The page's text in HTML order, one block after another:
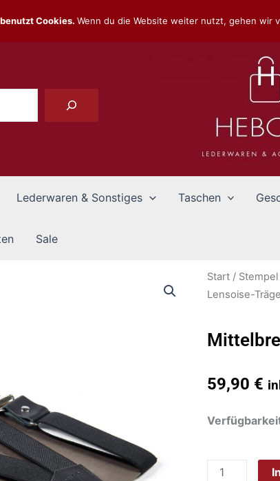
Lederwaren & Sonstiges Taschen
Sale
Start /
Lensoise-
59,90 €
Mittelbreite
Menge
Cookies. Wenn du die Website weiter nutzt, gehen wir